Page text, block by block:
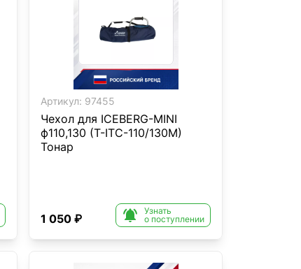
Артикул: 97455
Чехол для ICEBERG-MINI
ф110,130 (T-ITC-110/130M)
Тонар
1 050 ₽ 
Узнать
о поступлении